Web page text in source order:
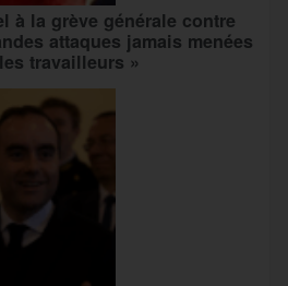
à la grève générale contre
attaques jamais menées
travailleurs »